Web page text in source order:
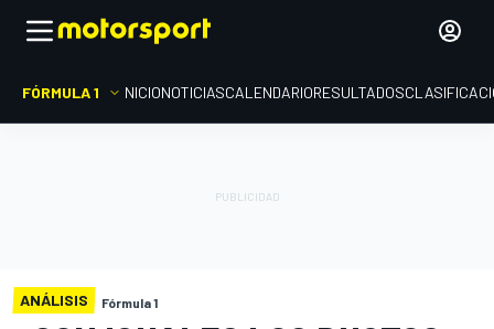
FÓRMULA 1 INICIONOTICIASCALENDARIORESULTADOS
ANÁLISIS Fórmula 1